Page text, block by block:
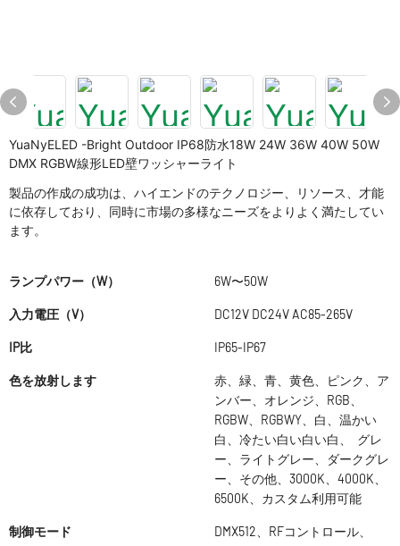
YuaNyELED -Bright Outdoor IP68防水18W 24W 36W 40W 50W
DMX RGBW線形LED壁ワッシャーライト
製品の作成の成功は、ハイエンドのテクノロジー、リソース、才能
に依存しており、同時に市場の多様なニーズをよりよく満たしてい
ます。
ランプパワー（W） 6W〜50W
入力電圧（V） DC12V DC24V AC85-265V
IP比 IP65-IP67
色を放射します
赤、緑、青、黄色、ピンク、ア
ンバー、オレンジ、RGB、
RGBW、RGBWY、白、温かい
白、冷たい白い白い白、 グレ
ー、ライトグレー、ダークグレ
ー、その他、3000K、4000K、
6500K、カスタム利用可能
制御モード
DMX512、RFコントロール、